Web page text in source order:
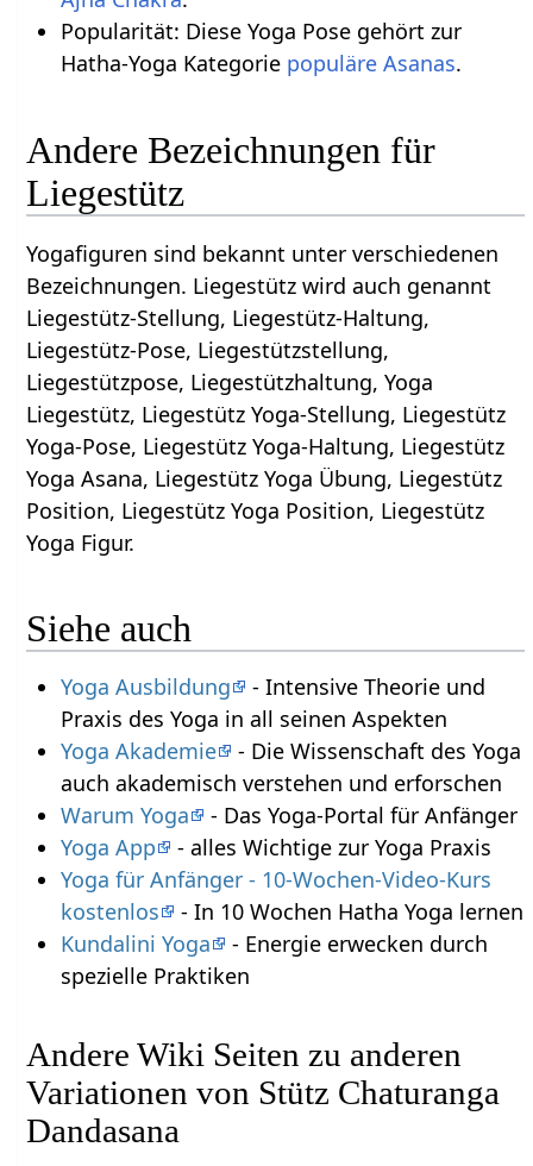
Popularität: Diese Yoga Pose gehört zur
Hatha-Yoga Kategorie populäre Asanas.
Andere Bezeichnungen für
Liegestütz
Yogafiguren sind bekannt unter verschiedenen
Bezeichnungen. Liegestütz wird auch genannt
Liegestütz-Stellung, Liegestütz-Haltung,
Liegestütz-Pose, Liegestützstellung,
Liegestützpose, Liegestützhaltung, Yoga
Liegestütz, Liegestütz Yoga-Stellung, Liegestütz
Yoga-Pose, Liegestütz Yoga-Haltung, Liegestütz
Yoga Asana, Liegestütz Yoga Übung, Liegestütz
Position, Liegestütz Yoga Position, Liegestütz
Yoga Figur.
Siehe auch
Yoga Ausbildung
- Intensive Theorie und
Praxis des Yoga in all seinen Aspekten
Yoga Akademie
- Die Wissenschaft des Yoga
auch akademisch verstehen und erforschen
Warum Yoga
- Das Yoga-Portal für Anfänger
Yoga App
- alles Wichtige zur Yoga Praxis
Yoga für Anfänger - 10-Wochen-Video-Kurs
kostenlos
- In 10 Wochen Hatha Yoga lernen
Kundalini Yoga
- Energie erwecken durch
spezielle Praktiken
Andere Wiki Seiten zu anderen
Variationen von Stütz Chaturanga
Dandasana